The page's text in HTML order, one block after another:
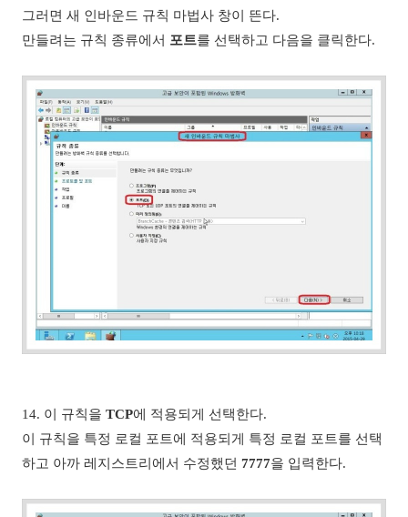
그러면 새 인바운드 규칙 마법사 창이 뜬다.
만들려는 규칙 종류에서 포트를 선택하고 다음을 클릭한다.
14. 이 규칙을 TCP에 적용되게 선택한다.
이 규칙을 특정 로컬 포트에 적용되게 특정 로컬 포트를 선택
하고 아까 레지스트리에서 수정했던 7777을 입력한다.